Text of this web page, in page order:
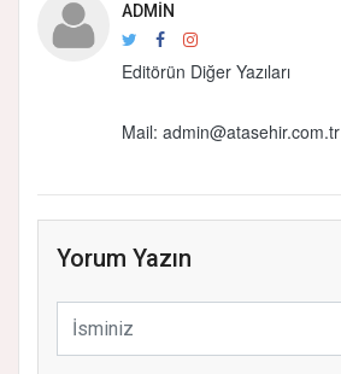
ADMIN
Editörün Diğer Yazıları
Mail: admin@atasehir.com.tr
Yorum Yazın